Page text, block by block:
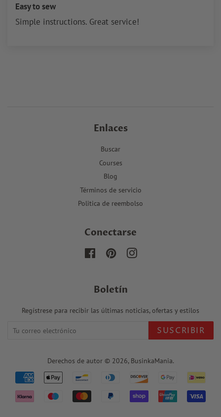
Easy to sew
Simple instructions. Great service!
Enlaces
Buscar
Courses
Blog
Términos de servicio
Politica de reembolso
Conectarse
FacebookPinterestInstagram
Boletín
Regístrese para recibir las últimas noticias, ofertas y estilos
SUSCRIBIR
Derechos de autor © 2026, BusinkaMania.
Iconos
de